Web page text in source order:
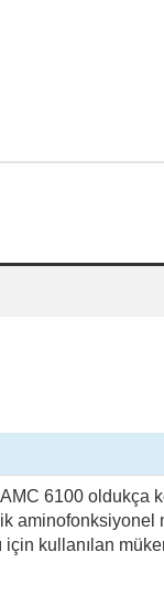
6100 oldukça
aminofonksiyonel
için kullanılan